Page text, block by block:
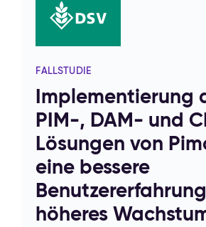
FALLSTUDIE
Implementierung
PIM-, DAM- und
Lösungen von
eine bessere
höheres